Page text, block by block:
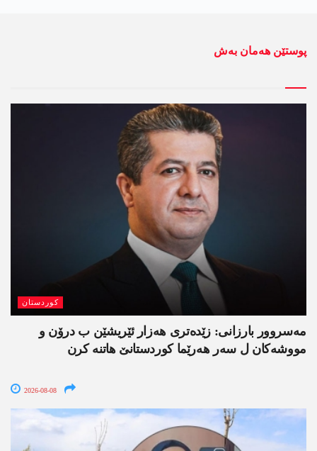
پوستێن ھەمان بەش
کوردستان
مەسروور بارزانی: زێدەتری ھەزار ئێریشێن ب درۆن و
مووشەکان ل سەر ھەرێما کوردستانێ ھاتنە کرن
2026-08-08